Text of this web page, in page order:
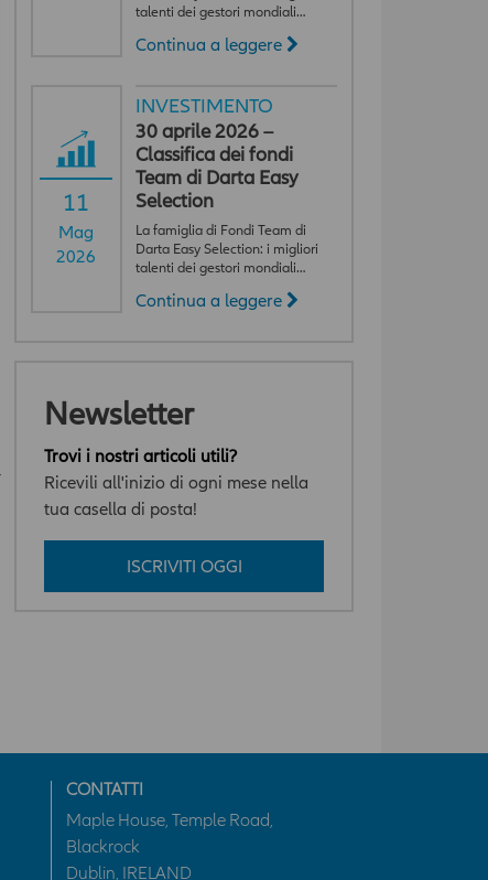
talenti dei gestori mondiali…
Continua a leggere
11
Mag
2026
INVESTIMENTO
30 aprile 2026 –
Classifica dei fondi
Team di Darta Easy
Selection
La famiglia di Fondi Team di
Darta Easy Selection: i migliori
talenti dei gestori mondiali…
Continua a leggere
Newsletter
Trovi i nostri articoli utili?
Ricevili all'inizio di ogni mese nella
tua casella di posta!
ISCRIVITI OGGI
CONTATTI
Maple House, Temple Road,
Blackrock
Dublin, IRELAND